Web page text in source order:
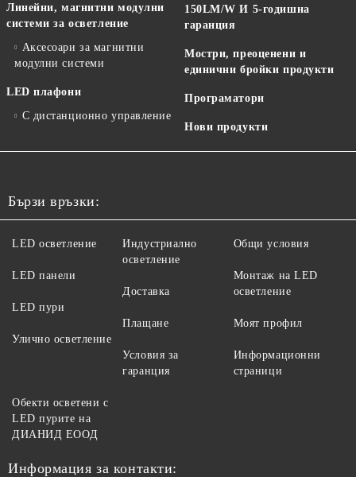
Линейни, магнитни модулни
системи за осветление
Аксесоари за магнитни
модулни системи
LED плафони
С дистанционно управление
150LM/W И 5-годишна
гаранция
Мостри, преоценени и
единични бройки продукти
Програматори
Нови продукти
Бързи връзки:
LED осветление
LED панели
LED пури
Улично осветление
Индустриално
осветление
Доставка
Плащане
Условия за
гаранция
Общи условия
Монтаж на LED
осветление
Моят профил
Информационни
страници
Обекти осветени с
LED пурите на
ДИАНИД ЕООД
Информация за контакти: